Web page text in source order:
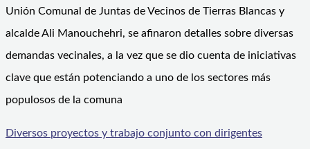
Unión Comunal de Juntas de Vecinos de Tierras Blancas y
alcalde Ali Manouchehri, se afinaron detalles sobre diversas
demandas vecinales, a la vez que se dio cuenta de iniciativas
clave que están potenciando a uno de los sectores más
populosos de la comuna
Diversos proyectos y trabajo conjunto con dirigentes